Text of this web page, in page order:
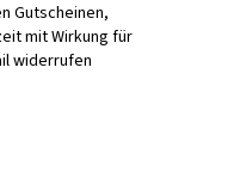
Gutscheinen,
mit Wirkung für
widerrufen